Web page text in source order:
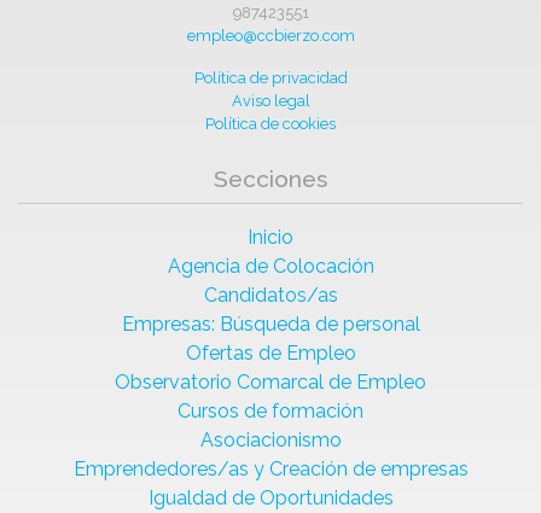
987423551
empleo@ccbierzo.com
Política de privacidad
Aviso legal
Política de cookies
Secciones
Inicio
Agencia de Colocación
Candidatos/as
Empresas: Búsqueda de personal
Ofertas de Empleo
Observatorio Comarcal de Empleo
Cursos de formación
Asociacionismo
Emprendedores/as y Creación de empresas
Igualdad de Oportunidades